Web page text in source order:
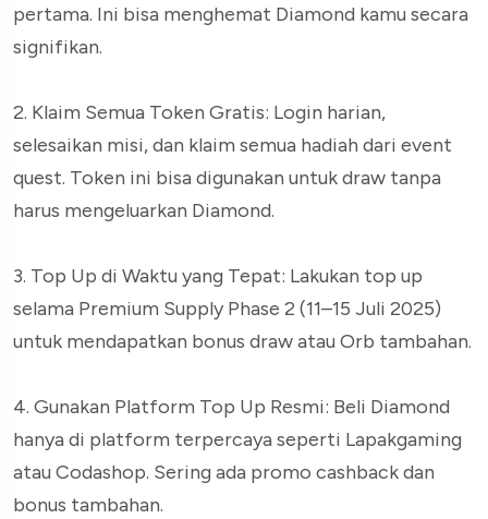
pertama. Ini bisa menghemat Diamond kamu secara
signifikan.
2. Klaim Semua Token Gratis: Login harian,
selesaikan misi, dan klaim semua hadiah dari event
quest. Token ini bisa digunakan untuk draw tanpa
harus mengeluarkan Diamond.
3. Top Up di Waktu yang Tepat: Lakukan top up
selama Premium Supply Phase 2 (11–15 Juli 2025)
untuk mendapatkan bonus draw atau Orb tambahan.
4. Gunakan Platform Top Up Resmi: Beli Diamond
hanya di platform terpercaya seperti Lapakgaming
atau Codashop. Sering ada promo cashback dan
bonus tambahan.